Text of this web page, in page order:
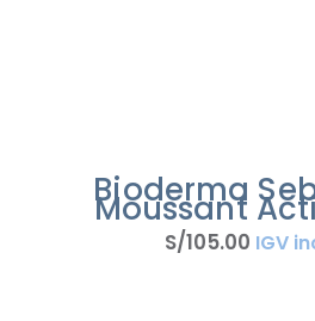
Bioderma
Moussant
S/105.00 IGV